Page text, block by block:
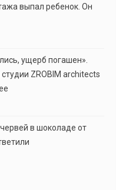
выпал ребенок. Он
ущерб погашен».
ZROBIM architects
в шоколаде от